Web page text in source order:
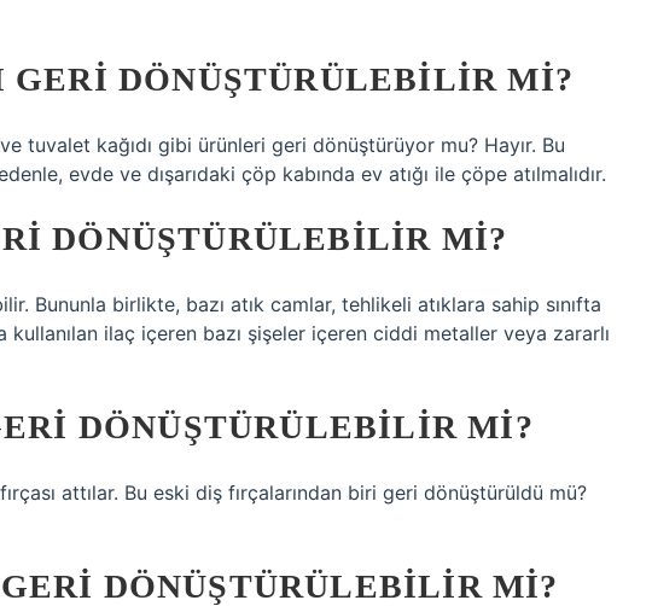
DÖNÜŞTÜRÜLEBILIR MI?
tuvalet kağıdı gibi ürünleri geri dönüştürüyor mu? Hayır. Bu
evde ve dışarıdaki çöp kabında ev atığı ile çöpe atılmalıdır.
DÖNÜŞTÜRÜLEBILIR MI?
Bununla birlikte, bazı atık camlar, tehlikeli atıklara sahip sınıfta
ilaç içeren bazı şişeler içeren ciddi metaller veya zararlı
DÖNÜŞTÜRÜLEBILIR MI?
attılar. Bu eski diş fırçalarından biri geri dönüştürüldü mü?
DÖNÜŞTÜRÜLEBILIR MI?